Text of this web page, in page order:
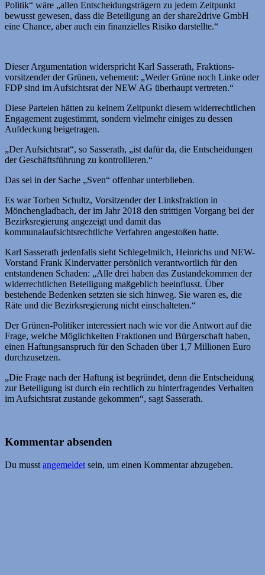
Politik“ wäre „allen Entscheidungsträgern zu jedem Zeitpunkt
bewusst gewesen, dass die Beteiligung an der share2drive GmbH
eine Chance, aber auch ein finanzielles Risiko darstellte.“
Dieser Argumentation widerspricht Karl Sasserath, Fraktions­
vorsitzender der Grünen, vehement: „Weder Grüne noch Linke oder
FDP sind im Aufsichtsrat der NEW AG überhaupt vertreten.“
Diese Parteien hätten zu keinem Zeitpunkt diesem widerrechtlichen
Engagement zugestimmt, sondern vielmehr einiges zu dessen
Aufdeckung beigetragen.
„Der Aufsichtsrat“, so Sasserath, „ist dafür da, die Entscheidungen
der Geschäftsführung zu kontrollieren.“
Das sei in der Sache „Sven“ offenbar unterblieben.
Es war Torben Schultz, Vorsitzender der Linksfraktion in
Mönchengladbach, der im Jahr 2018 den strittigen Vorgang bei der
Bezirksregierung angezeigt und damit das
kommunalaufsichtsrechtliche Verfahren angestoßen hatte.
Karl Sasserath jedenfalls sieht Schlegelmilch, Heinrichs und NEW-
Vorstand Frank Kindervatter persönlich verantwortlich für den
entstandenen Schaden: „Alle drei haben das Zustandekommen der
widerrechtlichen Beteiligung maßgeblich beeinflusst. Über
bestehende Bedenken setzten sie sich hinweg. Sie waren es, die
Räte und die Bezirksregierung nicht einschalteten.“
Der Grünen-Politiker interessiert nach wie vor die Antwort auf die
Frage, welche Möglichkeiten Fraktionen und Bürgerschaft haben,
einen Haftungsanspruch für den Schaden über 1,7 Millionen Euro
durchzusetzen.
„Die Frage nach der Haftung ist begründet, denn die Entscheidung
zur Beteiligung ist durch ein rechtlich zu hinterfragendes Verhalten
im Aufsichtsrat zustande gekommen“, sagt Sasserath.
Kommentar absenden
Du musst angemeldet sein, um einen Kommentar abzugeben.